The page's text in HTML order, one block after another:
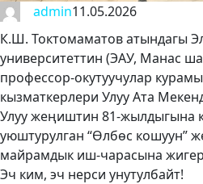
admin11.05.2026
К.Ш. Токтомаматов атындагы
университеттин (ЭАУ, Манас
профессор-окутуучулар
кызматкерлери Улуу Ата
Улуу жеңиштин 81-жылдыгына
уюштурулган “Өлбөс кошуун”
майрамдык иш-чарасына
Эч ким, эч нерси унутулбайт!